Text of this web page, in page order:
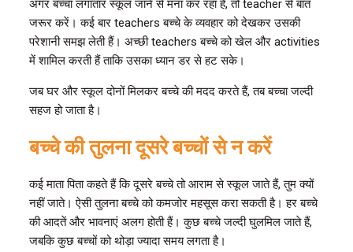
अगर बच्चा लगातार स्कूल जाने से मना कर रहा है, तो teacher से बात
जरूर करें। कई बार teachers बच्चे के व्यवहार को देखकर उसकी
परेशानी समझ लेती हैं। अच्छी teachers बच्चे को खेल और activities
में शामिल करती हैं ताकि उसका ध्यान डर से हट सके।
जब घर और स्कूल दोनों मिलकर बच्चे की मदद करते हैं, तब बच्चा जल्दी
सहज हो जाता है।
बच्चे की तुलना दूसरे बच्चों से न करें
कई माता पिता कहते हैं कि दूसरे बच्चे तो आराम से स्कूल जाते हैं, तुम क्यों
नहीं जाते। ऐसी तुलना बच्चे को कमजोर महसूस करा सकती है। हर बच्चे
की आदतें और भावनाएं अलग होती हैं। कुछ बच्चे जल्दी घुलमिल जाते हैं,
जबकि कुछ बच्चों को थोड़ा ज्यादा समय लगता है।